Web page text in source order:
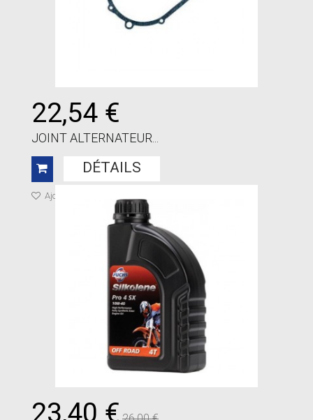
22,54 €
JOINT ALTERNATEUR...
DÉTAILS
Ajouter à ma liste de cadeaux
23,40 €